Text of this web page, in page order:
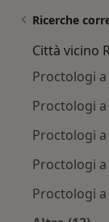
Ricerche
Città vicino
Proctologi
Proctologi
Proctologi
Proctologi a
Proctologi